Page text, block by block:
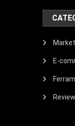
E-
Review